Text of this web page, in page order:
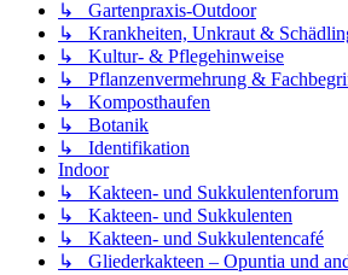
↳ Gartenpraxis-Outdoor
↳ Krankheiten, Unkraut &
↳ Kultur- & Pflegehinweise
↳ Pflanzenvermehrung &
↳ Komposthaufen
↳ Botanik
↳ Identifikation
Indoor
↳ Kakteen- und Sukkulentenforum
↳ Kakteen- und Sukkulenten
↳ Kakteen- und Sukkulentencafé
↳ Gliederkakteen – Opuntia und